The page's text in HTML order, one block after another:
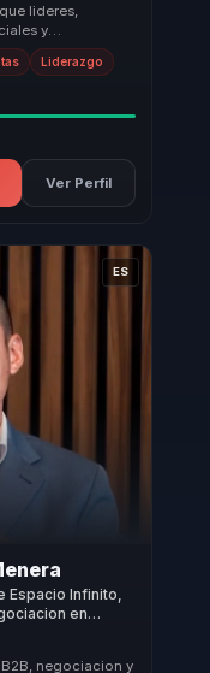
lideres,
y
Liderazgo
Ver Perfil
ES
Infinito,
en
de alto
negociacion y